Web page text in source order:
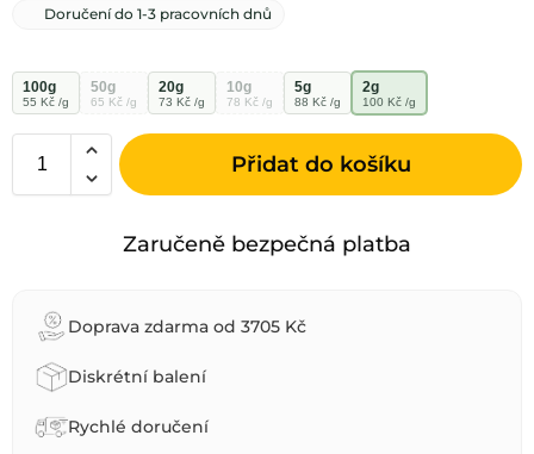
Doručení do 1-3 pracovních dnů
100g
55 Kč /g
50g
65 Kč /g
20g
73 Kč /g
10g
78 Kč /g
5g
88 Kč /g
2g
100 Kč /g
Přidat do košíku
Zaručeně bezpečná platba
Doprava zdarma od 3705 Kč
Diskrétní balení
Rychlé doručení